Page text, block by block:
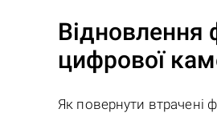
Відновлення
цифрової
Як повернути втрачені